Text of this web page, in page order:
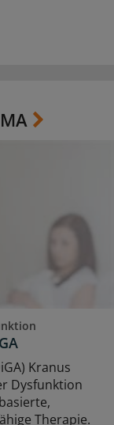
Kranus
Dysfunktion
Therapie.